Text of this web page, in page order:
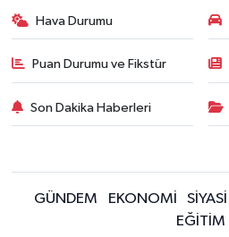
Hava Durumu
Puan Durumu ve Fikstür
Son Dakika Haberleri
GÜNDEM EKONOMİ SİYASİ
EĞİTİM